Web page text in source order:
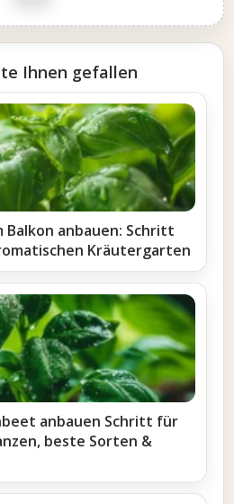
Ihnen gefallen
Balkon anbauen: Schritt
Kräutergarten
anbauen Schritt für
beste Sorten &